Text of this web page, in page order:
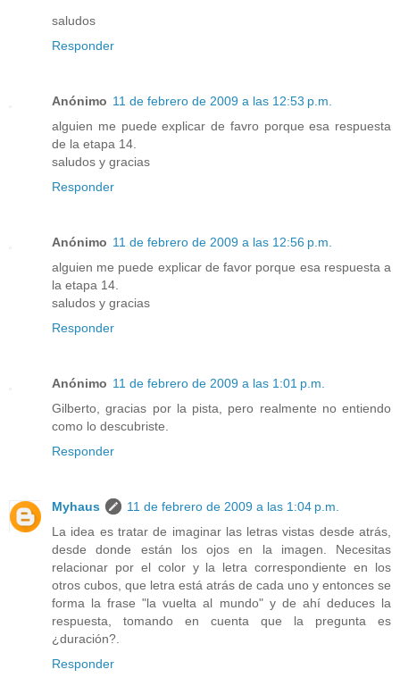
saludos
Responder
Anónimo 11 de febrero de 2009 a las 12:53 p.m.
alguien me puede explicar de favro porque esa respuesta
de la etapa 14.
saludos y gracias
Responder
Anónimo 11 de febrero de 2009 a las 12:56 p.m.
alguien me puede explicar de favor porque esa respuesta a
la etapa 14.
saludos y gracias
Responder
Anónimo 11 de febrero de 2009 a las 1:01 p.m.
Gilberto, gracias por la pista, pero realmente no entiendo
como lo descubriste.
Responder
Myhaus
11 de febrero de 2009 a las 1:04 p.m.
La idea es tratar de imaginar las letras vistas desde atrás,
desde donde están los ojos en la imagen. Necesitas
relacionar por el color y la letra correspondiente en los
otros cubos, que letra está atrás de cada uno y entonces se
forma la frase "la vuelta al mundo" y de ahí deduces la
respuesta, tomando en cuenta que la pregunta es
¿duración?.
Responder